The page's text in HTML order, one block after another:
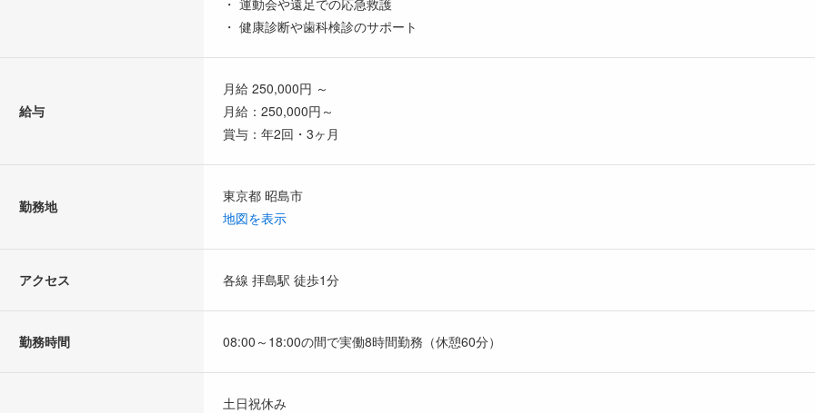
・ 健康診断や歯科検診のサポート
給与
月給 250,000円 ～
月給：250,000円～
賞与：年2回・3ヶ月
勤務地
東京都 昭島市
地図を表示
アクセス 各線 拝島駅 徒歩1分
勤務時間 08:00～18:00の間で実働8時間勤務（休憩60分）
土日祝休み